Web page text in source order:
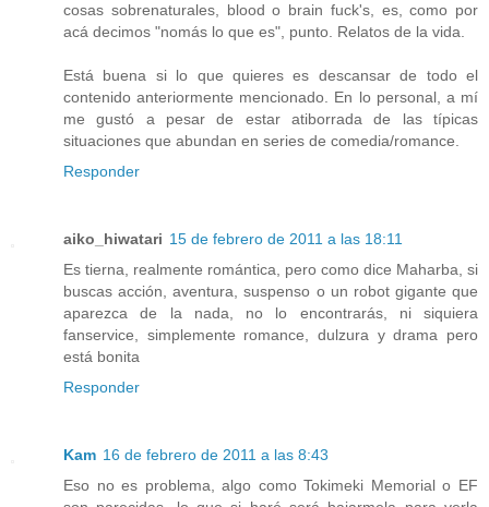
cosas sobrenaturales, blood o brain fuck's, es, como por
acá decimos "nomás lo que es", punto. Relatos de la vida.
Está buena si lo que quieres es descansar de todo el
contenido anteriormente mencionado. En lo personal, a mí
me gustó a pesar de estar atiborrada de las típicas
situaciones que abundan en series de comedia/romance.
Responder
aiko_hiwatari 15 de febrero de 2011 a las 18:11
Es tierna, realmente romántica, pero como dice Maharba, si
buscas acción, aventura, suspenso o un robot gigante que
aparezca de la nada, no lo encontrarás, ni siquiera
fanservice, simplemente romance, dulzura y drama pero
está bonita
Responder
Kam 16 de febrero de 2011 a las 8:43
Eso no es problema, algo como Tokimeki Memorial o EF